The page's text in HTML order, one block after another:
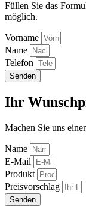
Füllen Sie das
möglich.
Vorname
Name
Telefon
Senden
Ihr
Machen Sie uns
Name
E-Mail
Produkt
Preisvorschlag
Senden